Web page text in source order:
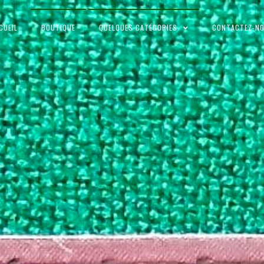
BOUTIQUE QUELQUES CATÉGORIES CONTACTEZ-